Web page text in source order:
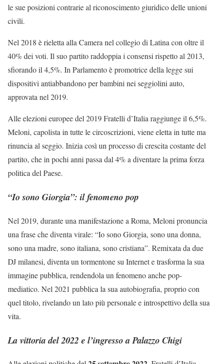
le sue posizioni contrarie al riconoscimento giuridico delle unioni
civili.
Nel 2018 è rieletta alla Camera nel collegio di Latina con oltre il
40% dei voti. Il suo partito raddoppia i consensi rispetto al 2013,
sfiorando il 4,5%. In Parlamento è promotrice della legge sui
dispositivi antiabbandono per bambini nei seggiolini auto,
approvata nel 2019.
Alle elezioni europee del 2019 Fratelli d’Italia raggiunge il 6,5%.
Meloni, capolista in tutte le circoscrizioni, viene eletta in tutte ma
rinuncia al seggio. Inizia così un processo di crescita costante del
partito, che in pochi anni passa dal 4% a diventare la prima forza
politica del Paese.
“Io sono Giorgia”: il fenomeno pop
Nel 2019, durante una manifestazione a Roma, Meloni pronuncia
una frase che diventa virale: “Io sono Giorgia, sono una donna,
sono una madre, sono italiana, sono cristiana”. Remixata da due
DJ milanesi, diventa un tormentone su Internet e trasforma la sua
immagine pubblica, rendendola un fenomeno anche pop-
mediatico. Nel 2021 pubblica la sua autobiografia, proprio con
quel titolo, rivelando un lato più personale e introspettivo della sua
vita.
La vittoria del 2022 e l’ingresso a Palazzo Chigi